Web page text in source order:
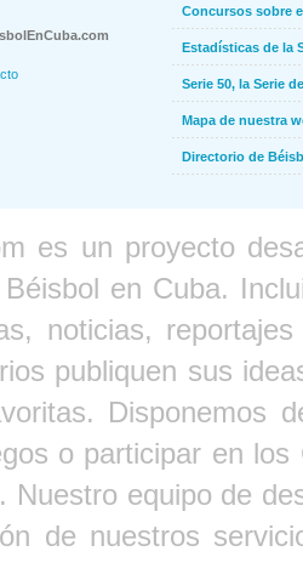
Concursos sobre
Estadísticas de la
Serie 50, la Serie
Mapa de nuestra
Directorio de
es un proyecto
en Cuba.
noticias,
publiquen sus
Disponemos
o participar en
Nuestro equipo de
de nuestros